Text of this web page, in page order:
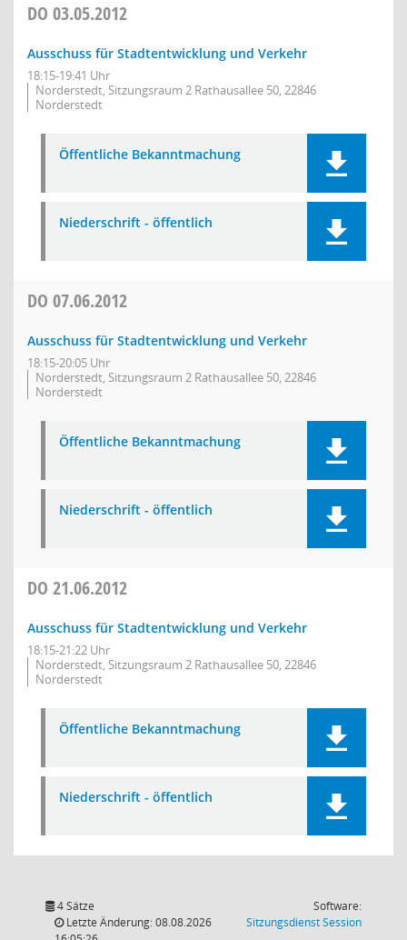
DO 03.05.2012
Ausschuss für Stadtentwicklung und Verkehr
18:15-19:41 Uhr
Norderstedt, Sitzungsraum 2 Rathausallee 50, 22846
Norderstedt
Öffentliche Bekanntmachung
Niederschrift - öffentlich
DO 07.06.2012
Ausschuss für Stadtentwicklung und Verkehr
18:15-20:05 Uhr
Norderstedt, Sitzungsraum 2 Rathausallee 50, 22846
Norderstedt
Öffentliche Bekanntmachung
Niederschrift - öffentlich
DO 21.06.2012
Ausschuss für Stadtentwicklung und Verkehr
18:15-21:22 Uhr
Norderstedt, Sitzungsraum 2 Rathausallee 50, 22846
Norderstedt
Öffentliche Bekanntmachung
Niederschrift - öffentlich
4 Sätze
Letzte Änderung: 08.08.2026
Software:
SitzungsdienstSession(Wird in